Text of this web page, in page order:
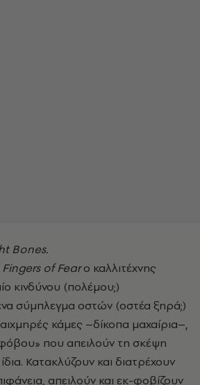
Bones.
Fingers of Fearο καλλιτέχνης
κινδύνου (πολέμου;)
σύμπλεγμα οστών (οστέα ξηρά;)
κάμες –δίκοπα μαχαίρια–,
που απειλούν τη σκέψη
Κατακλύζουν και διατρέχουν
απειλούν και εκ-φοβίζουν